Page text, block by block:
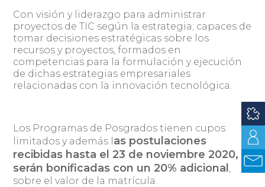
Con visión y liderazgo para administrar
proyectos de TIC según la estrategia; capaces de
tomar decisiones estratégicas sobre los
recursos y proyectos, formados en
competencias para la formulación y ejecución
de dichas estrategias empresariales
relacionadas con la innovación tecnológica.
Los Programas de Posgrados tienen cupos
limitados y además l as postulaciones
recibidas hasta el 23 de noviembre 2020,
serán bonificadas con un 20% adicional ,
sobre el valor de la matrícula.